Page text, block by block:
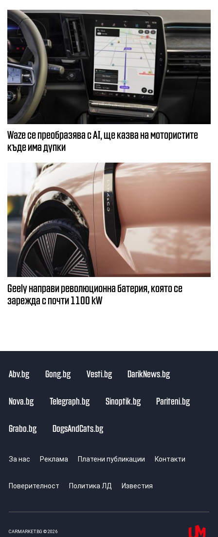
Waze се преобразява с AI, ще казва на мотористите
къде има дупки
Geely направи революционна батерия, която се
зарежда с почти 1100 kW
Abv.bg Gong.bg Vesti.bg DarikNews.bg
Nova.bg Telegraph.bg Sinoptik.bg Pariteni.bg
Grabo.bg DogsAndCats.bg
За нас Реклама Платени публикации Контакти
Поверителност Политика ЛД Известия
CARMARKET.BG © 2026